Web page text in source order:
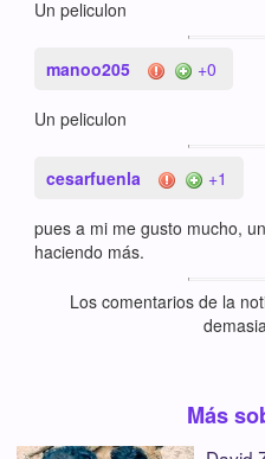
Un peliculon
manoo205 +0
Un peliculon
cesarfuenla +1
pues a mi me gusto mucho,
haciendo más.
Los comentarios de la
Más